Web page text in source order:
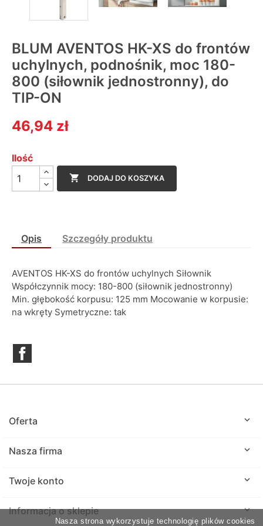
BLUM AVENTOS HK-XS do frontów
uchylnych, podnośnik, moc 180-
800 (siłownik jednostronny), do
TIP-ON
46,94 zł
Ilość
 DODAJ DO KOSZYKA
Opis Szczegóły produktu
AVENTOS HK-XS do frontów uchylnych Siłownik
Współczynnik mocy: 180-800 (siłownik jednostronny)
Min. głębokość korpusu: 125 mm Mocowanie w korpusie:
na wkręty Symetryczne: tak
Oferta 
Nasza firma 
Twoje konto 
Informacja o sklepie keyboard_arrow_down
Nasza strona wykorzystuje technologię plików cookies